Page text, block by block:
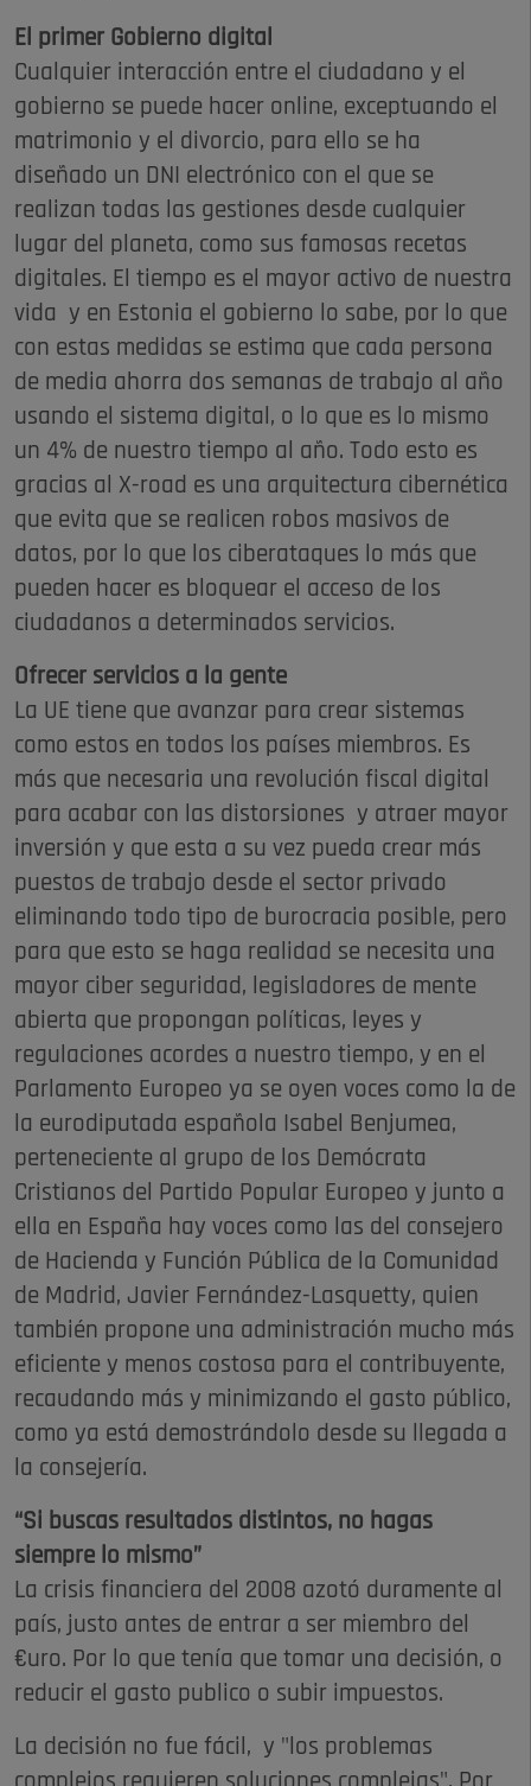
El primer Gobierno digital
Cualquier interacción entre el ciudadano y el
gobierno se puede hacer online, exceptuando el
matrimonio y el divorcio, para ello se ha
diseñado un DNI electrónico con el que se
realizan todas las gestiones desde cualquier
lugar del planeta, como sus famosas recetas
digitales. El tiempo es el mayor activo de nuestra
vida y en Estonia el gobierno lo sabe, por lo que
con estas medidas se estima que cada persona
de media ahorra dos semanas de trabajo al año
usando el sistema digital, o lo que es lo mismo
un 4% de nuestro tiempo al año. Todo esto es
gracias al X-road es una arquitectura cibernética
que evita que se realicen robos masivos de
datos, por lo que los ciberataques lo más que
pueden hacer es bloquear el acceso de los
ciudadanos a determinados servicios.
Ofrecer servicios a la gente
La UE tiene que avanzar para crear sistemas
como estos en todos los países miembros. Es
más que necesaria una revolución fiscal digital
para acabar con las distorsiones y atraer mayor
inversión y que esta a su vez pueda crear más
puestos de trabajo desde el sector privado
eliminando todo tipo de burocracia posible, pero
para que esto se haga realidad se necesita una
mayor ciber seguridad, legisladores de mente
abierta que propongan políticas, leyes y
regulaciones acordes a nuestro tiempo, y en el
Parlamento Europeo ya se oyen voces como la de
la eurodiputada española Isabel Benjumea,
perteneciente al grupo de los Demócrata
Cristianos del Partido Popular Europeo y junto a
ella en España hay voces como las del consejero
de Hacienda y Función Pública de la Comunidad
de Madrid, Javier Fernández-Lasquetty, quien
también propone una administración mucho más
eficiente y menos costosa para el contribuyente,
recaudando más y minimizando el gasto público,
como ya está demostrándolo desde su llegada a
la consejería.
“Si buscas resultados distintos, no hagas
siempre lo mismo”
La crisis financiera del 2008 azotó duramente al
país, justo antes de entrar a ser miembro del
€uro. Por lo que tenía que tomar una decisión, o
reducir el gasto publico o subir impuestos.
La decisión no fue fácil, y "los problemas